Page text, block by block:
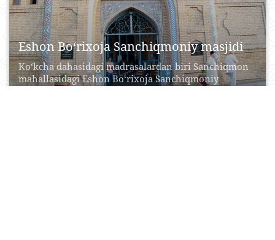
Eshon Bo‘rixoja Sanchiqmoniy masjidi
Ko‘kcha dahasidagi madrasalardan biri Sanchiqmon
mahallasidagi Eshon Bo‘rixoja Sanchiqmoniy